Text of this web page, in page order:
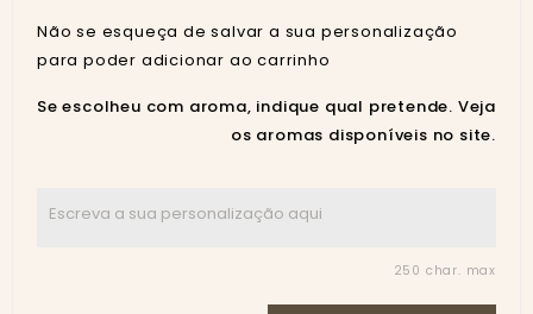
Não se esqueça de salvar a sua personalização
para poder adicionar ao carrinho
Se escolheu com aroma, indique qual pretende. Veja
os aromas disponíveis no site.
250 char. max